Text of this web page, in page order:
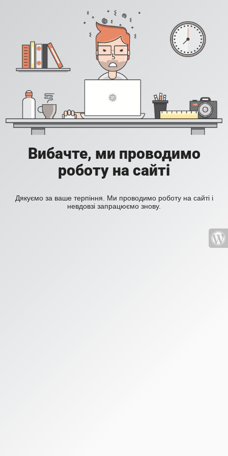
Вибачте, ми проводимо
роботу на сайті
Дякуємо за ваше терпіння. Ми проводимо роботу на сайті і
невдовзі запрацюємо знову.